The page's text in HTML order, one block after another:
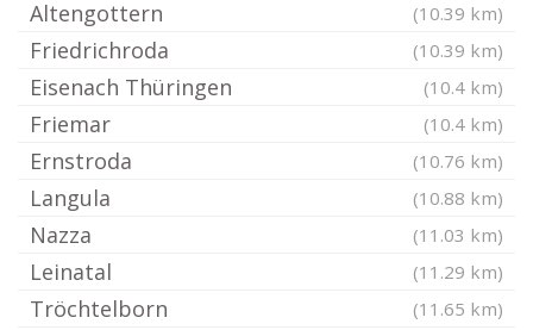
Altengottern (10.39 km)
Friedrichroda (10.39 km)
Eisenach Thüringen (10.4 km)
Friemar (10.4 km)
Ernstroda (10.76 km)
Langula (10.88 km)
Nazza (11.03 km)
Leinatal (11.29 km)
Tröchtelborn (11.65 km)